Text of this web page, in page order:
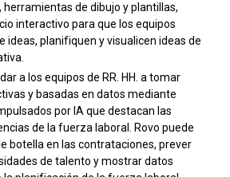
herramientas de dibujo y plantillas,
interactivo para que los equipos
ideas, planifiquen y visualicen ideas de
a los equipos de RR. HH. a tomar
y basadas en datos mediante
por IA que destacan las
de la fuerza laboral. Rovo puede
botella en las contrataciones, prever
de talento y mostrar datos